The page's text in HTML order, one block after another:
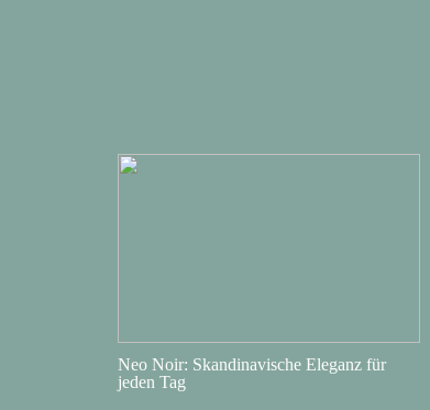
Neo Noir: Skandinavische Eleganz für
jeden Tag